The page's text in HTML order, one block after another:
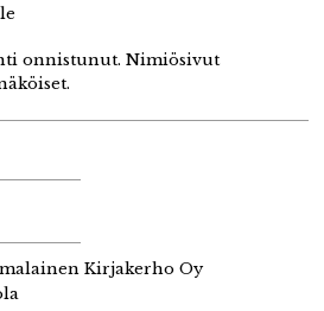
onnistunut. Nimiösivut
Kirjakerho Oy